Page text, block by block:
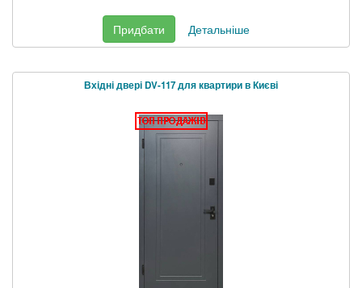
Придбати Детальніше
Вхідні двері DV-117 для квартири в Києві